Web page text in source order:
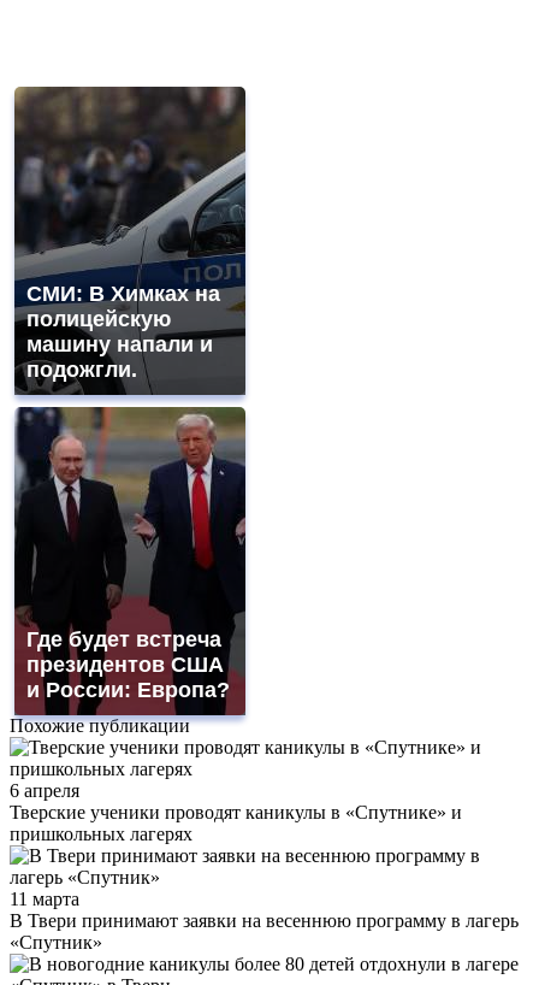
СМИ: В Химках на
полицейскую
машину напали и
подожгли.
Где будет встреча
президентов США
и России: Европа?
Похожие публикации
6 апреля
Тверские ученики проводят каникулы в «Спутнике» и
пришкольных лагерях
11 марта
В Твери принимают заявки на весеннюю программу в лагерь
«Спутник»